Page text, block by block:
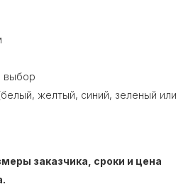
выбор
желтый, синий, зеленый или
заказчика, сроки и цена